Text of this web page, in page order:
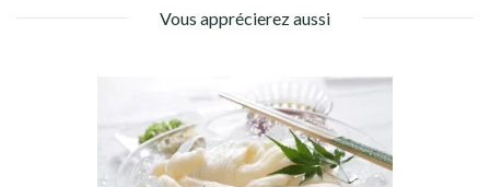
Vous apprécierez aussi